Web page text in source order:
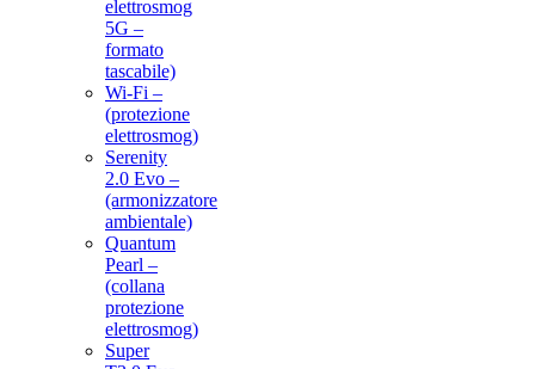
elettrosmog
5G –
formato
tascabile)
Wi-Fi –
(protezione
elettrosmog)
Serenity
2.0 Evo –
(armonizzatore
ambientale)
Quantum
Pearl –
(collana
protezione
elettrosmog)
Super